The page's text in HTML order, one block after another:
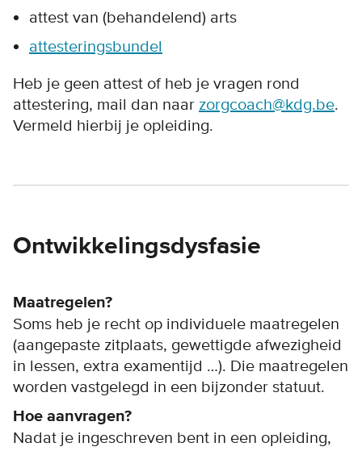
attest van (behandelend) arts
attesteringsbundel
Heb je geen attest of heb je vragen rond
attestering, mail dan naar zorgcoach@kdg.be.
Vermeld hierbij je opleiding.
Ontwikkelingsdysfasie
Maatregelen?
Soms heb je recht op individuele maatregelen
(aangepaste zitplaats, gewettigde afwezigheid
in lessen, extra examentijd …). Die maatregelen
worden vastgelegd in een bijzonder statuut.
Hoe aanvragen?
Nadat je ingeschreven bent in een opleiding,